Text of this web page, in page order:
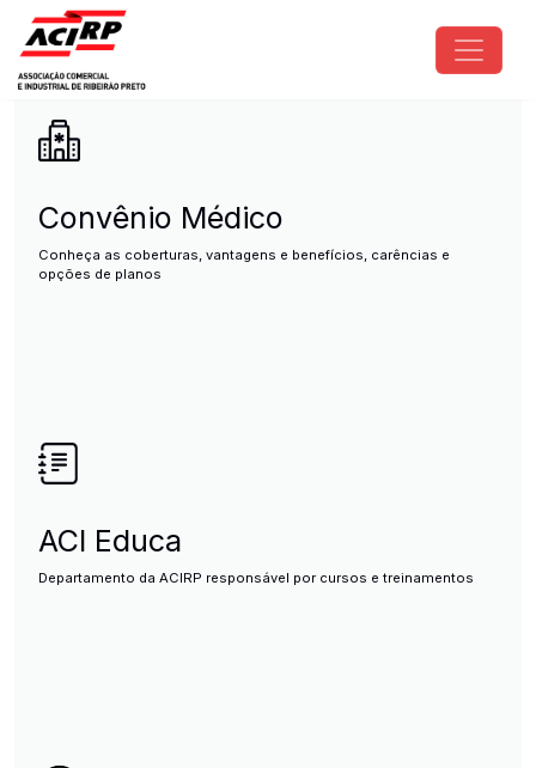
Pular para o conteúdo principal
ACIRP - Associação Comercial
Convênio Médico
Conheça as coberturas, vantagens e benefícios, carências e
opções de planos
ACI Educa
Departamento da ACIRP responsável por cursos e treinamentos